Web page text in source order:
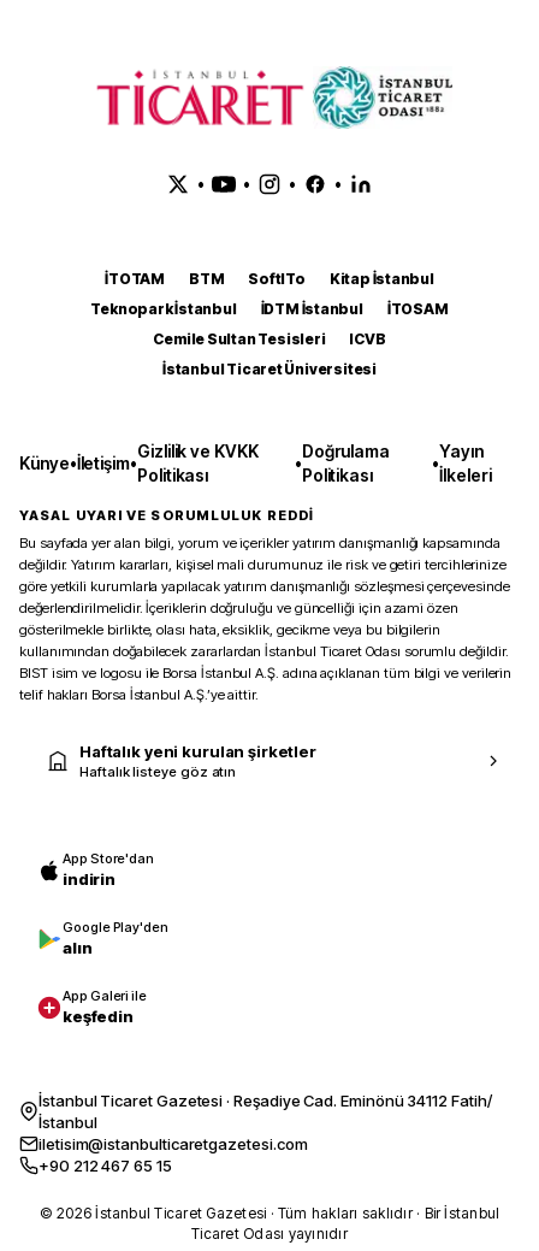
• • • •
İTOTAM BTM SoftITo
Kitap İstanbul
Teknopark İstanbul
İDTM İstanbul
İTOSAM
Cemile Sultan Tesisleri
ICVB
İstanbul Ticaret Üniversitesi
Künye•İletişim•
Gizlilik ve KVKK
Politikası
•
Doğrulama
Politikası
•
Yayın
İlkeleri
YASAL UYARI VE SORUMLULUK REDDİ
Bu sayfada yer alan bilgi, yorum ve içerikler yatırım danışmanlığı kapsamında
değildir. Yatırım kararları, kişisel mali durumunuz ile risk ve getiri tercihlerinize
göre yetkili kurumlarla yapılacak yatırım danışmanlığı sözleşmesi çerçevesinde
değerlendirilmelidir. İçeriklerin doğruluğu ve güncelliği için azami özen
gösterilmekle birlikte, olası hata, eksiklik, gecikme veya bu bilgilerin
kullanımından doğabilecek zararlardan İstanbul Ticaret Odası sorumlu değildir.
BIST isim ve logosu ile Borsa İstanbul A.Ş. adına açıklanan tüm bilgi ve verilerin
telif hakları Borsa İstanbul A.Ş.’ye aittir.
Haftalık yeni kurulan şirketler
Haftalık listeye göz atın
App Store'dan
indirin
Google Play'den
alın
App Galeri ile
keşfedin
İstanbul Ticaret Gazetesi · Reşadiye Cad. Eminönü 34112 Fatih/
İstanbul
iletisim@istanbulticaretgazetesi.com
+90 212 467 65 15
© 2026 İstanbul Ticaret Gazetesi · Tüm hakları saklıdır · Bir İstanbul
Ticaret Odası yayınıdır